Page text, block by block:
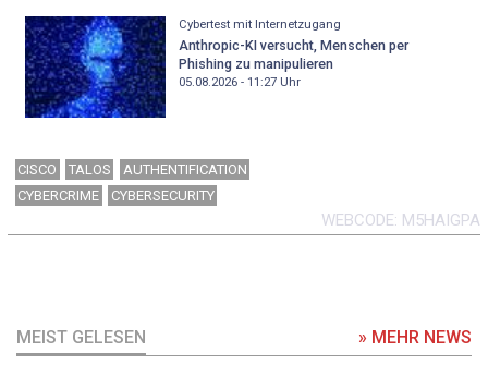
Cybertest mit Internetzugang
Anthropic-KI versucht, Menschen per
Phishing zu manipulieren
05.08.2026 - 11:27Uhr
CISCO TALOS
AUTHENTIFICATION
CYBERCRIME
CYBERSECURITY
WEBCODE M5HAIGPA
MEIST GELESEN » MEHR NEWS